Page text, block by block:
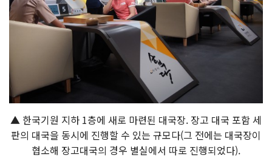
▲ 한국기원 지하 1층에 새로 마련된 대국장. 장고 대국 포함 세
판의 대국을 동시에 진행할 수 있는 규모다(그 전에는 대국장이
협소해 장고대국의 경우 별실에서 따로 진행되었다).